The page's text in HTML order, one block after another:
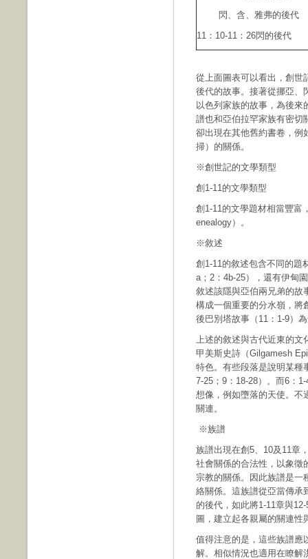
閃、含、雅弗的後代
11：10-11：26閃的後代
從上面圖表可以看出，創世
後代的故事。接著從挪亞、
以色列家族的故事，為後
譜也和亞伯拉罕家族有密切
卻出現在其他舊約書卷，例
掃）的關係。
※創世記的文學類型
創1-11的文學類型
創1-11的文學題材相當豐富
enealogy）。
※敘述
創1-11的敘述包含不同的題
a；2：4b-25），還有伊甸
敘述該隱與亞伯兩兄弟的故
構成一個重要的分水嶺，將
後巴別塔故事（11：1-9）
上述的敘述與古代近東的文
甲美斯史詩（Gilgamesh
特色。有些段落是說明某種
7-25；9：18-28）。而6：
想像，例如墮落的天使。不
關連。
※族譜
族譜出現在創5、10及11章
社會關係的合法性，以象徵
宗教的關係。因此族譜是一
絡關係。這族譜從亞當傳承
的後代，如此將1-11章與
圖，建立起各親屬的關連性
值得注意的是，這些族譜應
解。相似情況也適用在瞭解